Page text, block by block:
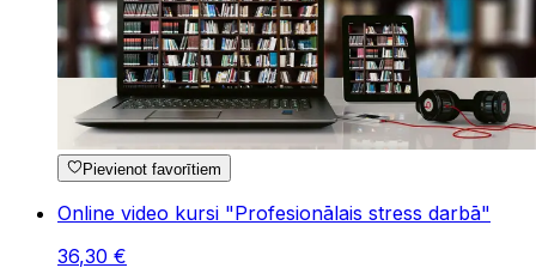
Pievienot favorītiem
Online video kursi "Profesionālais stress darbā"
36,30 €